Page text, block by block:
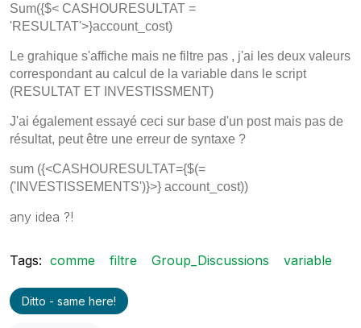
Sum({$< CASHOURESULTAT =
'RESULTAT'>}account_cost)
Le grahique s'affiche mais ne filtre pas , j'ai les deux valeurs
correspondant au calcul de la variable dans le script
(RESULTAT ET INVESTISSMENT)
J'ai également essayé ceci sur base d'un post mais pas de
résultat, peut être une erreur de syntaxe ?
sum ({<CASHOURESULTAT={$(=
('INVESTISSEMENTS')}>} account_cost))
any idea ?!
Tags: comme filtre Group_Discussions variable
Ditto - same here!